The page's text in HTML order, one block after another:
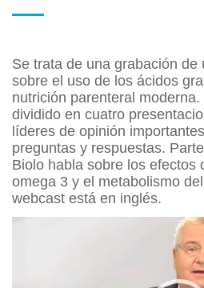
Se trata de una grabación de
sobre el uso de los ácidos
nutrición parenteral
dividido en cuatro
líderes de opinión
preguntas y respuestas.
Biolo habla sobre los efectos
omega 3 y el metabolismo
webcast está en inglés.